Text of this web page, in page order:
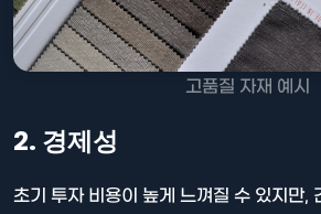
고품질 자재 예시
2. 경제성
초기 투자 비용이 높게 느껴질 수 있지만,